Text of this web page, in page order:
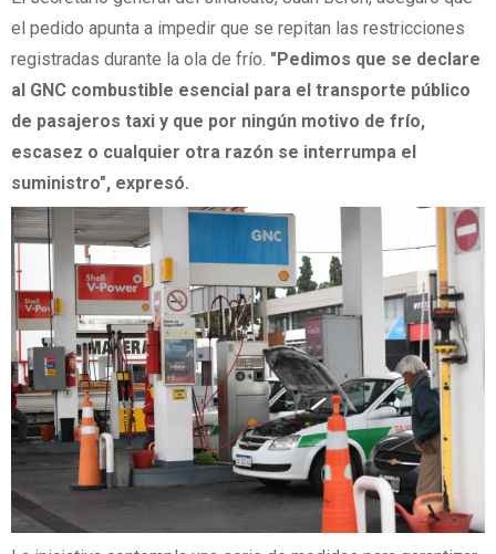
el pedido apunta a impedir que se repitan las restricciones
registradas durante la ola de frío. "Pedimos que se declare
al GNC combustible esencial para el transporte público
de pasajeros taxi y que por ningún motivo de frío,
escasez o cualquier otra razón se interrumpa el
suministro", expresó.